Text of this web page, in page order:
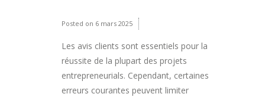
Posted on 6 mars 2025
Les avis clients sont essentiels pour la
réussite de la plupart des projets
entrepreneurials. Cependant, certaines
erreurs courantes peuvent limiter